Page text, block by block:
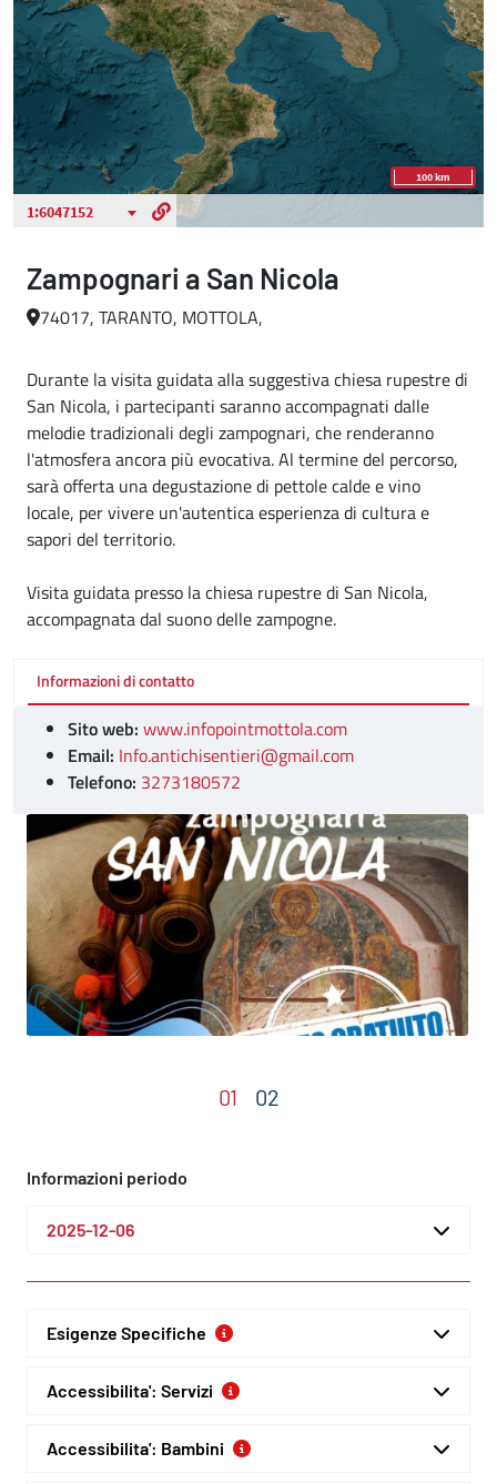
Zampognari a San Nicola
74017, TARANTO, MOTTOLA,
Durante la visita guidata alla suggestiva chiesa rupestre di
San Nicola, i partecipanti saranno accompagnati dalle
melodie tradizionali degli zampognari, che renderanno
l'atmosfera ancora più evocativa. Al termine del percorso,
sarà offerta una degustazione di pettole calde e vino
locale, per vivere un'autentica esperienza di cultura e
sapori del territorio.
Visita guidata presso la chiesa rupestre di San Nicola,
accompagnata dal suono delle zampogne.
Informazioni di contatto
Sito web: www.infopointmottola.com
Email: Info.antichisentieri@gmail.com
Telefono: 3273180572
Informazioni periodo
2025-12-06
Esigenze Specifiche
Accessibilita': Servizi
Accessibilita': Bambini